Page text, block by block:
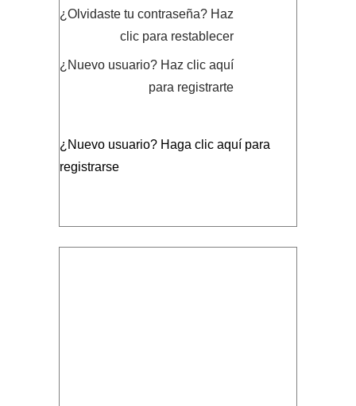
¿Olvidaste tu contraseña? Haz
clic para restablecer
¿Nuevo usuario? Haz clic aquí
para registrarte
¿Nuevo usuario? Haga clic aquí para
registrarse